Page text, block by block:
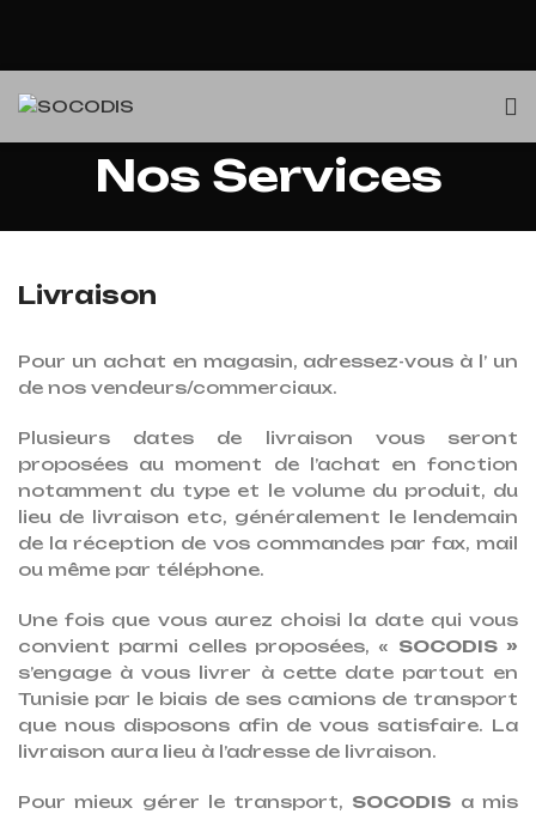
Nos Services
Livraison
Pour un achat en magasin, adressez-vous à l’ un
de nos vendeurs/commerciaux.
Plusieurs dates de livraison vous seront
proposées au moment de l’achat en fonction
notamment du type et le volume du produit, du
lieu de livraison etc, généralement le lendemain
de la réception de vos commandes par fax, mail
ou même par téléphone.
Une fois que vous aurez choisi la date qui vous
convient parmi celles proposées, « SOCODIS »
s’engage à vous livrer à cette date partout en
Tunisie par le biais de ses camions de transport
que nous disposons afin de vous satisfaire. La
livraison aura lieu à l’adresse de livraison.
Pour mieux gérer le transport, SOCODIS a mis